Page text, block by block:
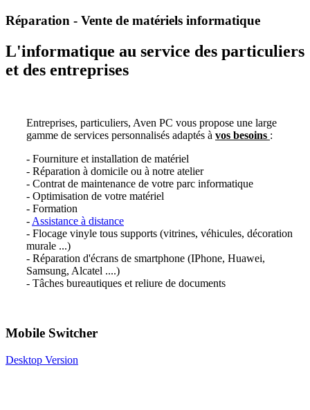
Réparation - Vente de matériels informatique
L'informatique au service des particuliers
et des entreprises
Entreprises, particuliers, Aven PC vous propose une large
gamme de services personnalisés adaptés à vos besoins :
- Fourniture et installation de matériel
- Réparation à domicile ou à notre atelier
- Contrat de maintenance de votre parc informatique
- Optimisation de votre matériel
- Formation
- Assistance à distance
- Flocage vinyle tous supports (vitrines, véhicules, décoration
murale ...)
- Réparation d'écrans de smartphone (IPhone, Huawei,
Samsung, Alcatel ....)
- Tâches bureautiques et reliure de documents
Mobile Switcher
Desktop Version